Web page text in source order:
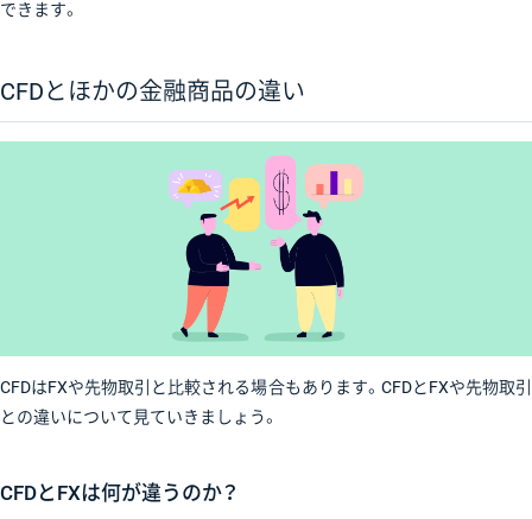
できます。
CFDとほかの金融商品の違い
CFDはFXや先物取引と比較される場合もあります。CFDとFXや先物取引
との違いについて見ていきましょう。
CFDとFXは何が違うのか？